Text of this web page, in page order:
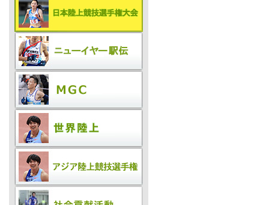
採用情報
プレスリリース